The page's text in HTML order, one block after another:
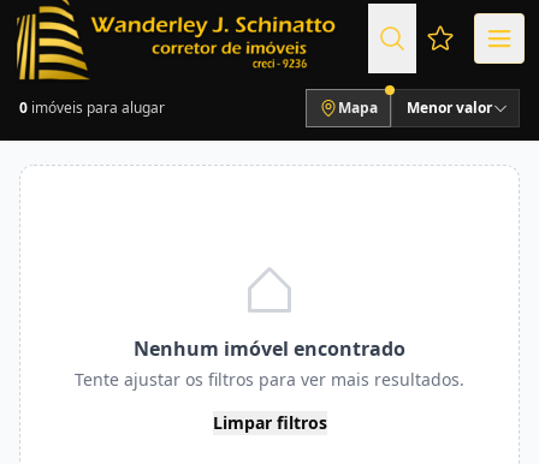
Favoritos
0 imóveis para alugar Mapa Menor valor
Nenhum imóvel encontrado
Tente ajustar os filtros para ver mais resultados.
Limpar filtros